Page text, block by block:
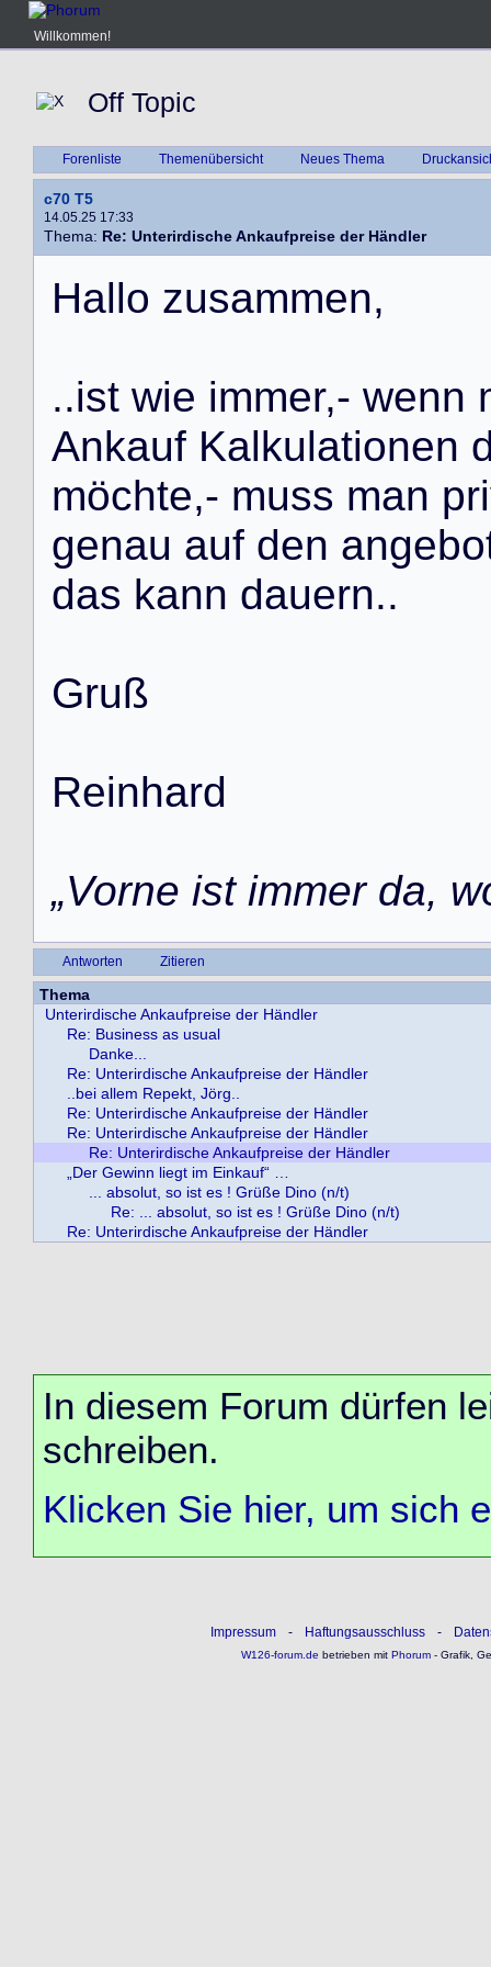
Willkommen!
Off Topic
Forenliste Themenübersicht Neues Thema
c70 T5
14.05.25 17:33
Thema: Re: Unterirdische Ankaufpreise der Händler
Hallo zusammen,
..ist wie immer,- wenn
Ankauf Kalkulationen
möchte,- muss man pri
genau auf den angebo
das kann dauern..
Gruß
Reinhard
„Vorne ist immer da,
Antworten Zitieren
Thema
Unterirdische Ankaufpreise der Händler
Re: Business as usual
Danke...
Re: Unterirdische Ankaufpreise der Händler
..bei allem Repekt, Jörg..
Re: Unterirdische Ankaufpreise der Händler
Re: Unterirdische Ankaufpreise der Händler
Re: Unterirdische Ankaufpreise der Händler
„Der Gewinn liegt im Einkauf“ …
... absolut, so ist es ! Grüße Dino (n/t)
Re: ... absolut, so ist es ! Grüße Dino (n/t)
Re: Unterirdische Ankaufpreise der Händler
In diesem Forum dürfen
schreiben.
Klicken Sie hier, um sich
Impressum - Haftungsausschluss -
W126-forum.de betrieben mitPhorum- Grafik,